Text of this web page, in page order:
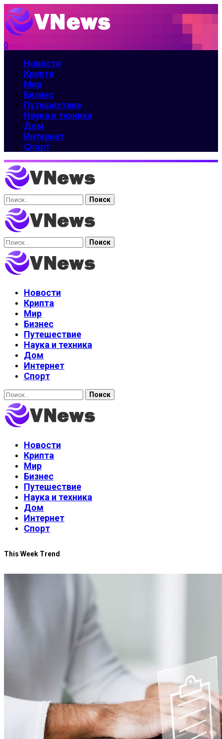
0
Новости
Крипта
Мир
Бизнес
Путешествие
Наука и техника
Дом
Интернет
Спорт
Найти:
Найти:
Новости
Крипта
Мир
Бизнес
Путешествие
Наука и техника
Дом
Интернет
Спорт
Найти:
Новости
Крипта
Мир
Бизнес
Путешествие
Наука и техника
Дом
Интернет
Спорт
This Week Trend